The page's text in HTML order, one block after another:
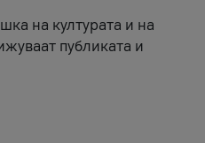
на културата и на
публиката и